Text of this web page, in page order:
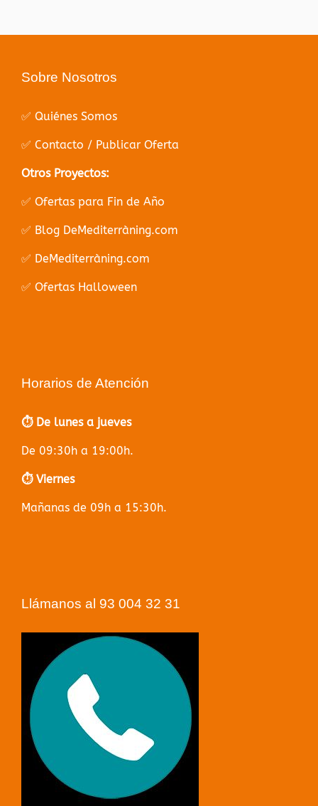
Sobre Nosotros
✅ Quiénes Somos
✅ Contacto / Publicar Oferta
Otros Proyectos:
✅ Ofertas para Fin de Año
✅ Blog DeMediterràning.com
✅ DeMediterràning.com
✅ Ofertas Halloween
Horarios de Atención
⏱️ De lunes a jueves
De 09:30h a 19:00h.
⏱️ Viernes
Mañanas de 09h a 15:30h.
Llámanos al 93 004 32 31